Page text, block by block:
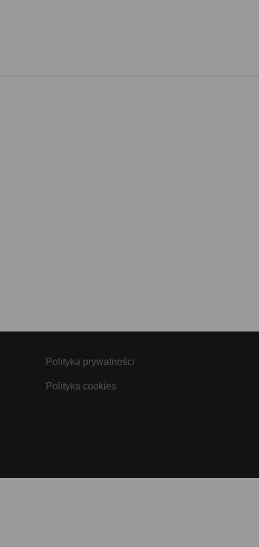
Polityka prywatności
Polityka cookies